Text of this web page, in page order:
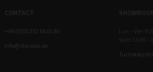
CONTACT
+49 (0)30 232 56 01 80
info@stocubo.de
Lun – Ven
Sam 12:00 –